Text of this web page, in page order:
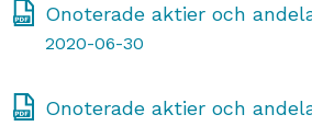
Onoterade aktier och
2020-06-30
Onoterade aktier och